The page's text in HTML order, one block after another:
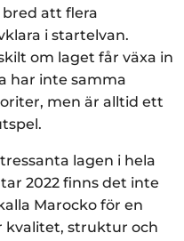
att flera
i startelvan.
om laget får växa in
har inte samma
men är alltid ett
lagen i hela
2022 finns det inte
Marocko för en
kvalitet, struktur och